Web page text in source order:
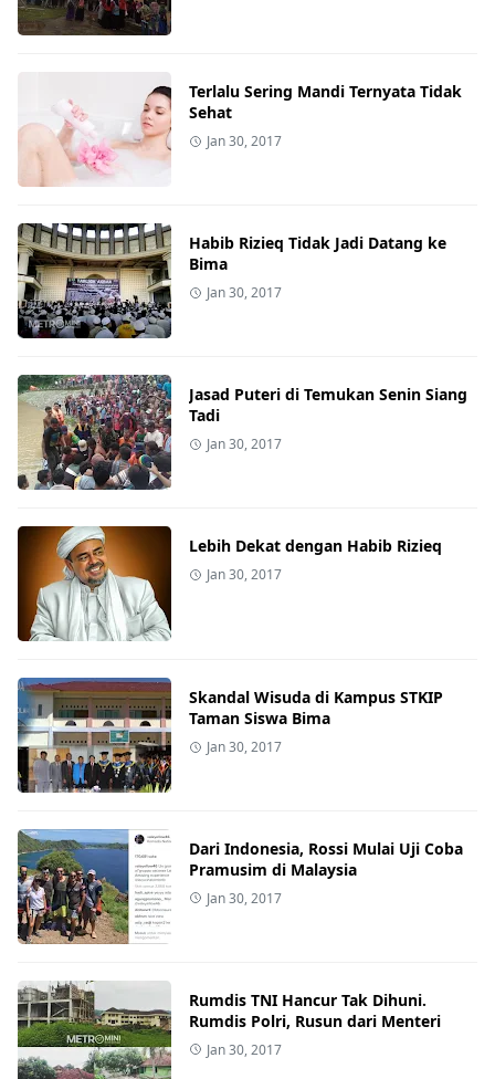
Terlalu Sering Mandi Ternyata Tidak
Sehat
Jan 30, 2017
Habib Rizieq Tidak Jadi Datang ke
Bima
Jan 30, 2017
Jasad Puteri di Temukan Senin Siang
Tadi
Jan 30, 2017
Lebih Dekat dengan Habib Rizieq
Jan 30, 2017
Skandal Wisuda di Kampus STKIP
Taman Siswa Bima
Jan 30, 2017
Dari Indonesia, Rossi Mulai Uji Coba
Pramusim di Malaysia
Jan 30, 2017
Rumdis TNI Hancur Tak Dihuni.
Rumdis Polri, Rusun dari Menteri
Jan 30, 2017